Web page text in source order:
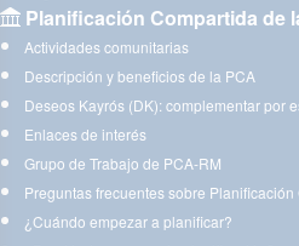
Planificación Compartida de
Actividades comunitarias
Descripción y beneficios de la PCA
Deseos Kayrós (DK): complementar por
Enlaces de interés
Grupo de Trabajo de PCA-RM
Preguntas frecuentes sobre
¿Cuándo empezar a planificar?